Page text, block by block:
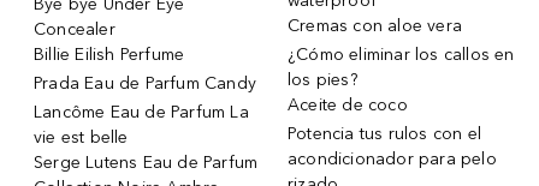
Bye bye Under Eye
Concealer
Billie Eilish Perfume
Prada Eau de Parfum Candy
Lancôme Eau de Parfum La
vie est belle
Serge Lutens Eau de Parfum
Cremas con aloe vera
¿Cómo eliminar los callos en
los pies?
Aceite de coco
Potencia tus rulos con el
acondicionador para pelo